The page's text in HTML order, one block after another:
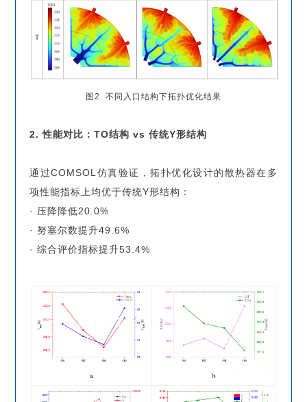
图2. 不同入口结构下拓扑优化结果
2. 性能对比：TO结构 vs 传统Y形结构
通过COMSOL仿真验证，拓扑优化设计的散热器在多
项性能指标上均优于传统Y形结构：
· 压降降低20.0%
· 努塞尔数提升49.6%
· 综合评价指标提升53.4%